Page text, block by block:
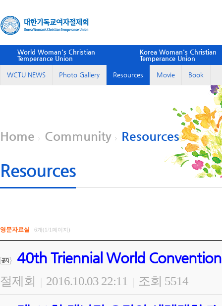
World Woman's Christian
Temperance Union
Korea Woman's Christian
Temperance Union
WCTU NEWS Photo Gallery Resources Movie Book
Home Community Resources
Resources
영문자료실 6개(1/1페이지)
40th Triennial World Convention
절제회 2016.10.03 22:11 조회 5514